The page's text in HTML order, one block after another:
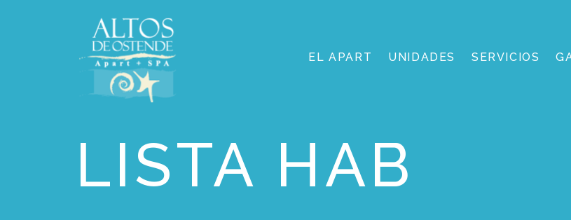
EL APART UNIDADES SERVICIOS
LISTA HAB